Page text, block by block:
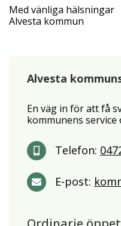
Med vänliga hälsningar
Alvesta kommun
Alvesta
En väg in för att få
kommunens service
Telefon:
E-post: